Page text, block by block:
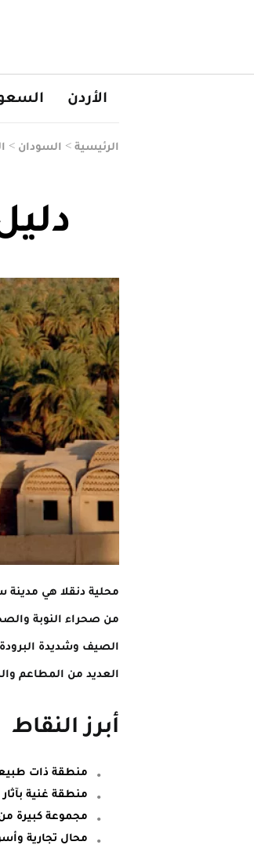
الأردن
الرئيسية > السودان >
محلية دنقلا هي مدينة
من صحراء النوبة
الصيف وشديدة
العديد من المطاعم
أبرز النقاط
منطقة ذات
منطقة غنية
مجموعة كبيرة
محال تجارية